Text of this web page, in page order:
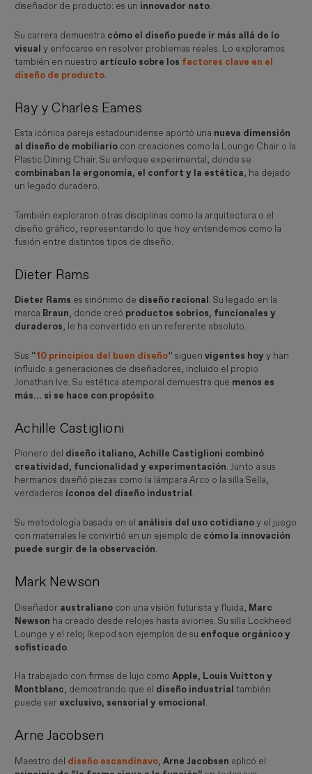
diseñador de producto: es un innovador nato.
Su carrera demuestra cómo el diseño puede ir más allá de lo
visual y enfocarse en resolver problemas reales. Lo exploramos
también en nuestro artículo sobre los factores clave en el
diseño de producto.
Ray y Charles Eames
Esta icónica pareja estadounidense aportó una nueva dimensión
al diseño de mobiliario con creaciones como la Lounge Chair o la
Plastic Dining Chair. Su enfoque experimental, donde se
combinaban la ergonomía, el confort y la estética, ha dejado
un legado duradero.
También exploraron otras disciplinas como la arquitectura o el
diseño gráfico, representando lo que hoy entendemos como la
fusión entre distintos tipos de diseño.
Dieter Rams
Dieter Rams es sinónimo de diseño racional. Su legado en la
marca Braun, donde creó productos sobrios, funcionales y
duraderos, le ha convertido en un referente absoluto.
Sus “10 principios del buen diseño” siguenvigentes hoyy han
influido a generaciones de diseñadores, incluido el propio
Jonathan Ive. Su estética atemporal demuestra que menos es
más... si se hace con propósito.
Achille Castiglioni
Pionero del diseño italiano, Achille Castiglioni combinó
creatividad, funcionalidad y experimentación. Junto a sus
hermanos diseñó piezas como la lámpara Arco o la silla Sella,
verdaderos íconos del diseño industrial.
Su metodología basada en el análisis del uso cotidianoy el juego
con materiales le convirtió en un ejemplo de cómo la innovación
puede surgir de la observación.
Mark Newson
Diseñador australiano con una visión futurista y fluida, Marc
Newson ha creado desde relojes hasta aviones. Su silla Lockheed
Lounge y el reloj Ikepod son ejemplos de su enfoque orgánico y
sofisticado.
Ha trabajado con firmas de lujo comoApple, Louis Vuitton y
Montblanc, demostrando que el diseño industrial también
puede ser exclusivo, sensorial y emocional.
Arne Jacobsen
Maestro del diseño escandinavo,Arne Jacobsen aplicó el